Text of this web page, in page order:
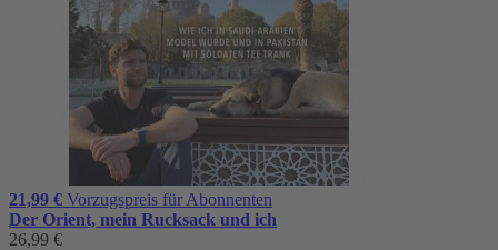
21,99 € Vorzugspreis für Abonnenten
Der Orient, mein Rucksack und ich
26,99 €